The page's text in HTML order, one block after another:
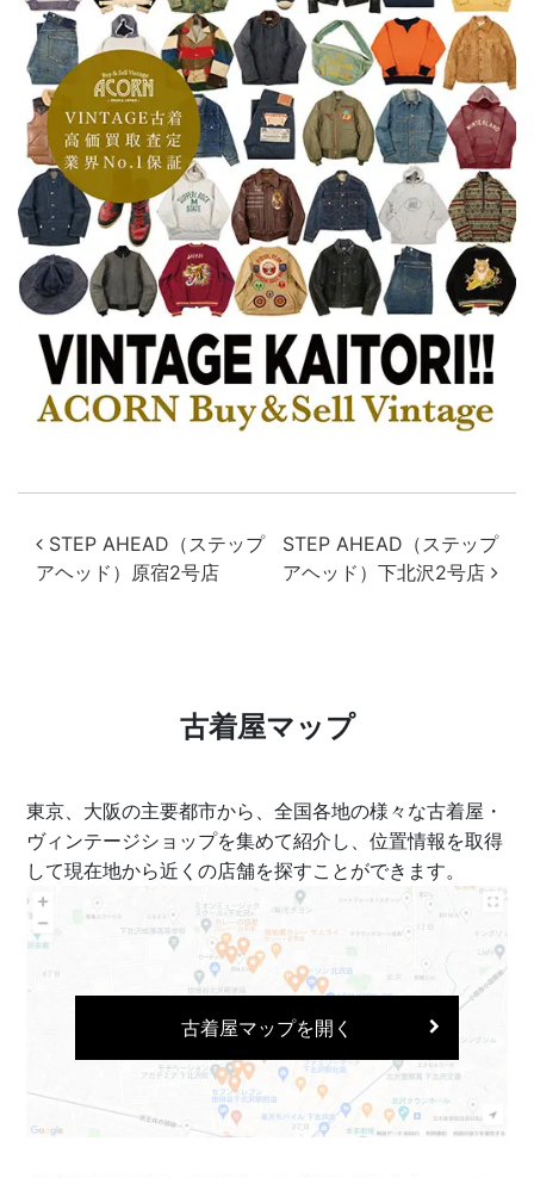
投稿ナビゲーション
STEP AHEAD（ステップ
アヘッド）原宿2号店
STEP AHEAD（ステップ
アヘッド）下北沢2号店
古着屋マップ
東京、大阪の主要都市から、全国各地の様々な古着屋・
ヴィンテージショップを集めて紹介し、位置情報を取得
して現在地から近くの店舗を探すことができます。
古着屋マップを開く